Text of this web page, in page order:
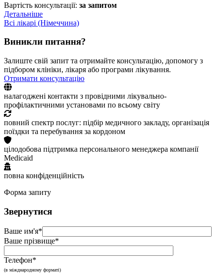
Вартість консультації: за запитом
Детальніше
Всі лікарі (Німеччина)
Виникли питання?
Залиште свій запит та отримайте консультацію, допомогу з
підбором клініки, лікаря або програми лікування.
Отримати консультацію
налагоджені контакти з провідними лікувально-
профілактичними установами по всьому світу
повний спектр послуг: підбір медичного закладу, організація
поїздки та перебування за кордоном
цілодобова підтримка персонального менеджера компанії
Medicaid
повна конфіденційність
Форма запиту
Звернутися
Ваше им'я*
Ваше прізвище*
Телефон*
(в міжднародному форматі)